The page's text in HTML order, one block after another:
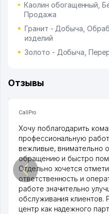
Каолин обогащенный,
Продажа
Гранит - Добыча,
изделий
Золото - Добыча,
Отзывы
CallPro
Хочу поблагодарить
профессиональную
вежливые, внимательно
обращению и быстро
Отдельно хочется
ответственность и
работе значительно
обслуживания клиентов.
центр как надежного